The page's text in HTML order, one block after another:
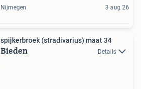
Nijmegen 3 aug 26
spijkerbroek (stradivarius) maat 34
Bieden Details